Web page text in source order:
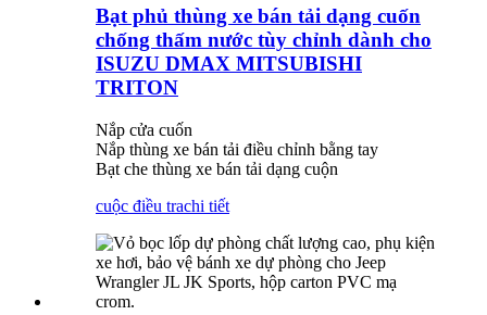
Bạt phủ thùng xe bán tải dạng cuốn
chống thấm nước tùy chỉnh dành cho
ISUZU DMAX MITSUBISHI
TRITON
Nắp cửa cuốn
Nắp thùng xe bán tải điều chỉnh bằng tay
Bạt che thùng xe bán tải dạng cuộn
cuộc điều trachi tiết